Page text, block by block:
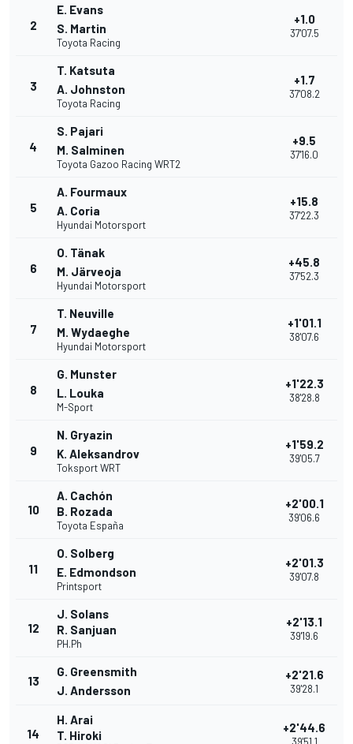
2
E. Evans
S. Martin
Toyota Racing
+1.0
37'07.5
3
T. Katsuta
A. Johnston
Toyota Racing
+1.7
37'08.2
4
S. Pajari
M. Salminen
Toyota Gazoo Racing WRT2
+9.5
37'16.0
5
A. Fourmaux
A. Coria
Hyundai Motorsport
+15.8
37'22.3
6
O. Tänak
M. Järveoja
Hyundai Motorsport
+45.8
37'52.3
7
T. Neuville
M. Wydaeghe
Hyundai Motorsport
+1'01.1
38'07.6
8
G. Munster
L. Louka
M-Sport
+1'22.3
38'28.8
9
N. Gryazin
K. Aleksandrov
Toksport WRT
+1'59.2
39'05.7
10
A. Cachón
B. Rozada
Toyota España
+2'00.1
39'06.6
11
O. Solberg
E. Edmondson
Printsport
+2'01.3
39'07.8
12
J. Solans
R. Sanjuan
PH.Ph
+2'13.1
39'19.6
13
G. Greensmith
J. Andersson
+2'21.6
39'28.1
14
H. Arai
T. Hiroki
+2'44.6